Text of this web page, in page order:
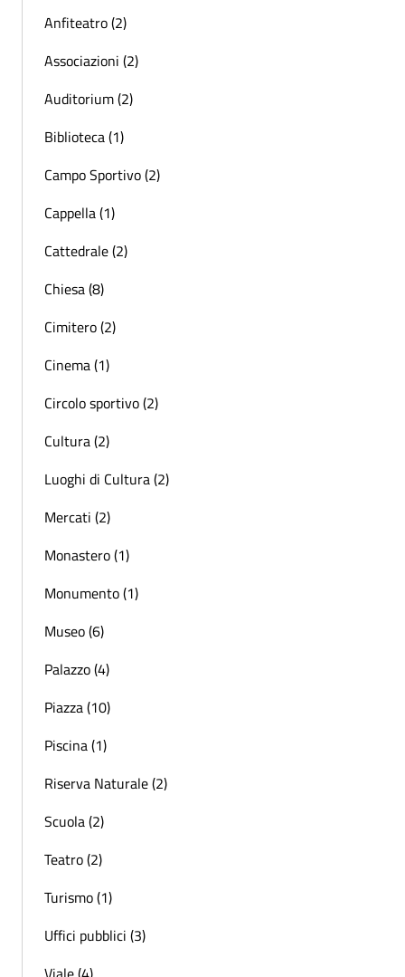
Anfiteatro (2)
Associazioni (2)
Auditorium (2)
Biblioteca (1)
Campo Sportivo (2)
Cappella (1)
Cattedrale (2)
Chiesa (8)
Cimitero (2)
Cinema (1)
Circolo sportivo (2)
Cultura (2)
Luoghi di Cultura (2)
Mercati (2)
Monastero (1)
Monumento (1)
Museo (6)
Palazzo (4)
Piazza (10)
Piscina (1)
Riserva Naturale (2)
Scuola (2)
Teatro (2)
Turismo (1)
Uffici pubblici (3)